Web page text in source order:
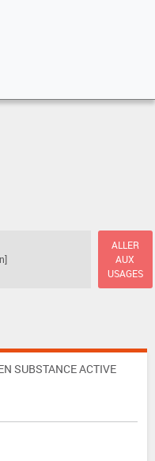
ALLER
AUX
USAGES
SUBSTANCE ACTIVE